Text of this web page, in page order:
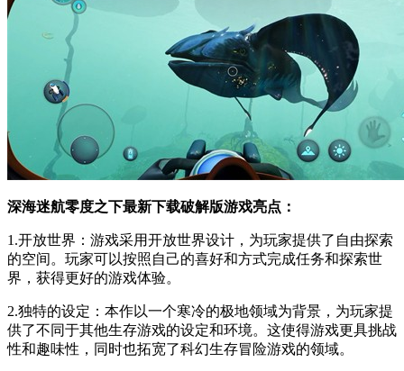
深海迷航零度之下最新下载破解版游戏亮点：
1.开放世界：游戏采用开放世界设计，为玩家提供了自由探索
的空间。玩家可以按照自己的喜好和方式完成任务和探索世
界，获得更好的游戏体验。
2.独特的设定：本作以一个寒冷的极地领域为背景，为玩家提
供了不同于其他生存游戏的设定和环境。这使得游戏更具挑战
性和趣味性，同时也拓宽了科幻生存冒险游戏的领域。